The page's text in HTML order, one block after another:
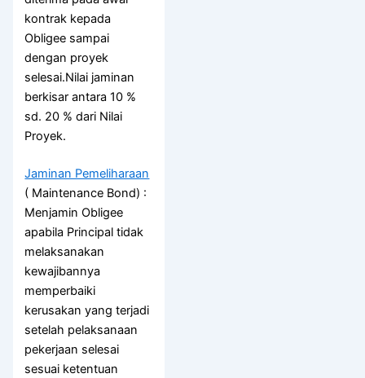
kontrak kepada
Obligee sampai
dengan proyek
selesai.Nilai jaminan
berkisar antara 10 %
sd. 20 % dari Nilai
Proyek.
Jaminan Pemeliharaan
( Maintenance Bond) :
Menjamin Obligee
apabila Principal tidak
melaksanakan
kewajibannya
memperbaiki
kerusakan yang terjadi
setelah pelaksanaan
pekerjaan selesai
sesuai ketentuan